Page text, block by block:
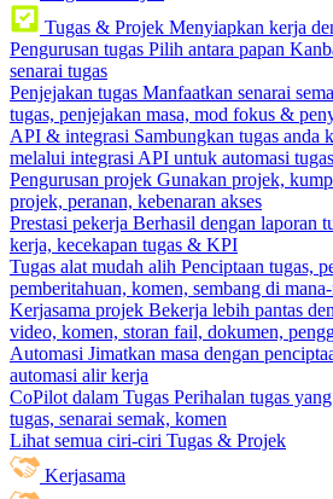
Tugas & Projek Menyiapkan kerja
Pengurusan tugas Pilih antara papan
senarai tugas
Penjejakan tugas Manfaatkan senarai
tugas, penjejakan masa, mod fokus &
API & integrasi Sambungkan tugas anda
melalui integrasi API untuk automasi
Pengurusan projek Gunakan projek,
projek, peranan, kebenaran akses
Prestasi pekerja Berhasil dengan laporan
kerja, kecekapan tugas & KPI
Tugas alat mudah alih Penciptaan tugas,
pemberitahuan, komen, sembang di
Kerjasama projek Bekerja lebih pantas
video, komen, storan fail, dokumen,
Automasi Jimatkan masa dengan
automasi alir kerja
CoPilot dalam Tugas Perihalan tugas
tugas, senarai semak, komen
Lihat semua ciri-ciri Tugas & Projek
Kerjasama